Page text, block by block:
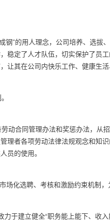
钢”的用人理念，公司培养、选
稳定了人才队伍，切实保护了员
让其在公司内快乐工作、健康生
动合同管理办法和奖惩办法，
理者各项劳动法律法规观念和
员的使用。
场化选聘、考核和激励约束机制，
于建立健全“职务能上能下、收